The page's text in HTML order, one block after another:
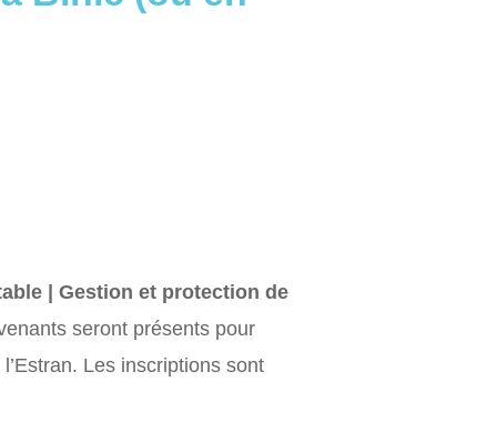
| Gestion et protection de
seront présents pour
Les inscriptions sont